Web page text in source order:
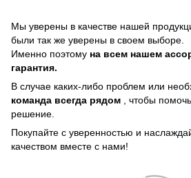
Мы уверены в качестве нашей
были так же уверены в своем выборе.
Именно поэтому на всем нашем
гарантия.
В случае каких-либо проблем или
команда всегда рядом , чтобы
решение.
Покупайте с уверенностью и
качеством вместе с нами!